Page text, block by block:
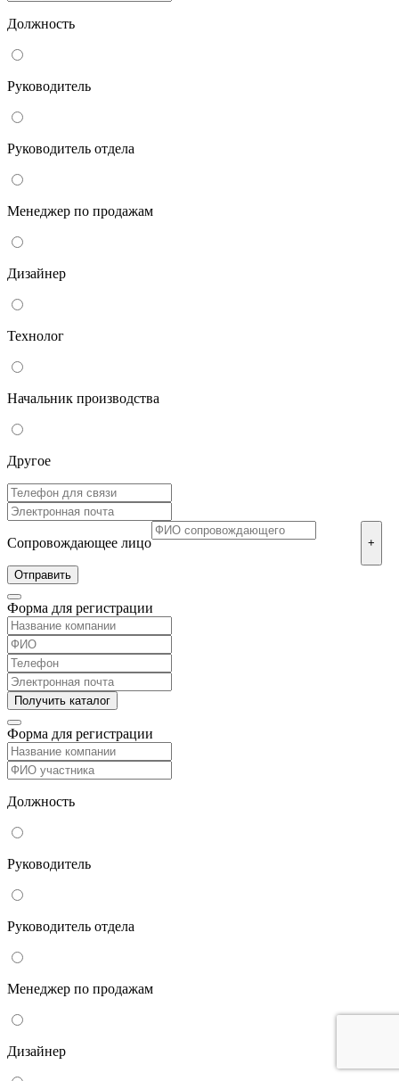
Должность
Руководитель
Руководитель отдела
Менеджер по продажам
Дизайнер
Технолог
Начальник производства
Другое
Сопровождающее лицо +
Форма для регистрации
Форма для регистрации
Должность
Руководитель
Руководитель отдела
Менеджер по продажам
Дизайнер